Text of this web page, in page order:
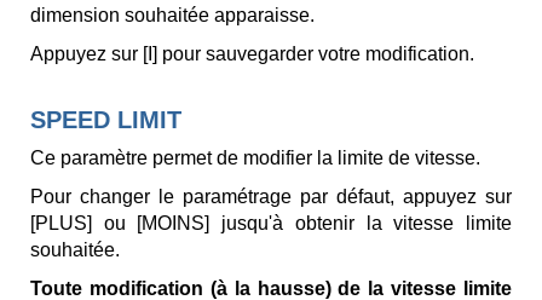
dimension souhaitée apparaisse.
Appuyez sur [I] pour sauvegarder votre modification.
SPEED LIMIT
Ce paramètre permet de modifier la limite de vitesse.
Pour changer le paramétrage par défaut, appuyez sur
[PLUS] ou [MOINS] jusqu'à obtenir la vitesse limite
souhaitée.
Toute modification (à la hausse) de la vitesse limite